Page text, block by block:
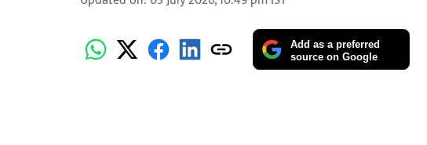
Add as a preferred
source on Google